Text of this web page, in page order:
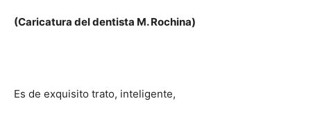
(Caricatura del dentista M. Rochina)
Es de exquisito trato, inteligente,